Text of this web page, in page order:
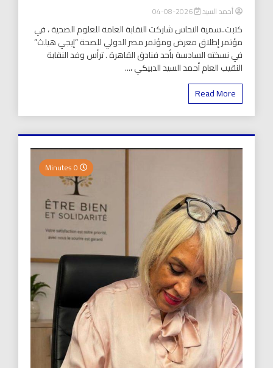
أحمد السيد 2026-08-04
كتبت..سمية النحاس شاركت النقابة العامة للعلوم الصحية ، في
مؤتمر إطلاق معرض ومؤتمر مصر الدولي للصحة “إيجي هيلث”
في نسخته السادسة بأحد فنادق القاهرة . ترأس وفد النقابة
النقيب العام أحمد السيد الدبيكي ،...
Read More